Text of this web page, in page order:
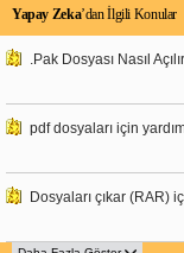
Yapay Zeka’dan İlgili Konular
.Pak Dosyası Nasıl
pdf dosyaları için
Dosyaları çıkar (RAR)